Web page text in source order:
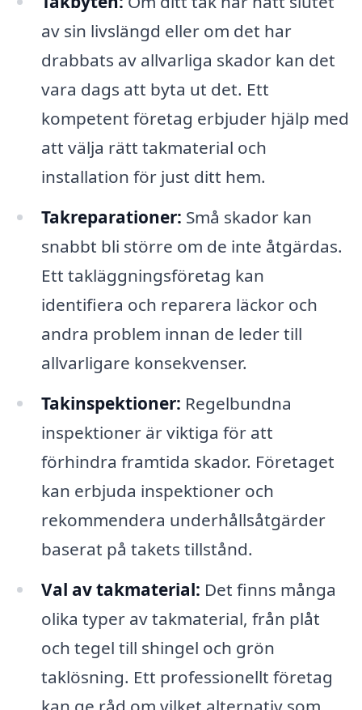
av sin livslängd eller om det har
drabbats av allvarliga skador kan det
vara dags att byta ut det. Ett
kompetent företag erbjuder hjälp med
att välja rätt takmaterial och
installation för just ditt hem.
Takreparationer: Små skador kan
snabbt bli större om de inte åtgärdas.
Ett takläggningsföretag kan
identifiera och reparera läckor och
andra problem innan de leder till
allvarligare konsekvenser.
Takinspektioner: Regelbundna
inspektioner är viktiga för att
förhindra framtida skador. Företaget
kan erbjuda inspektioner och
rekommendera underhållsåtgärder
baserat på takets tillstånd.
Val av takmaterial: Det finns många
olika typer av takmaterial, från plåt
och tegel till shingel och grön
taklösning. Ett professionellt företag